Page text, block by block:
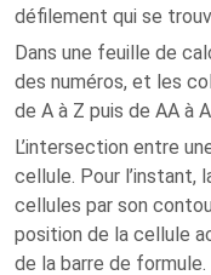
défilement qui se
Dans une feuille de
des numéros, et les
de A à Z puis de AA à
L’intersection entre
cellule. Pour l’instant,
cellules par son
position de la cellule
de la barre de formule.